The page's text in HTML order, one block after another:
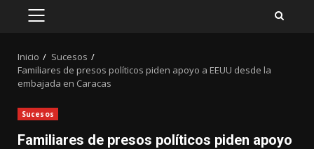
MENÚ
Inicio
Sucesos
Familiares de presos políticos piden apoyo a EEUU desde la
embajada en Caracas
Sucesos
Familiares de presos políticos piden apoyo